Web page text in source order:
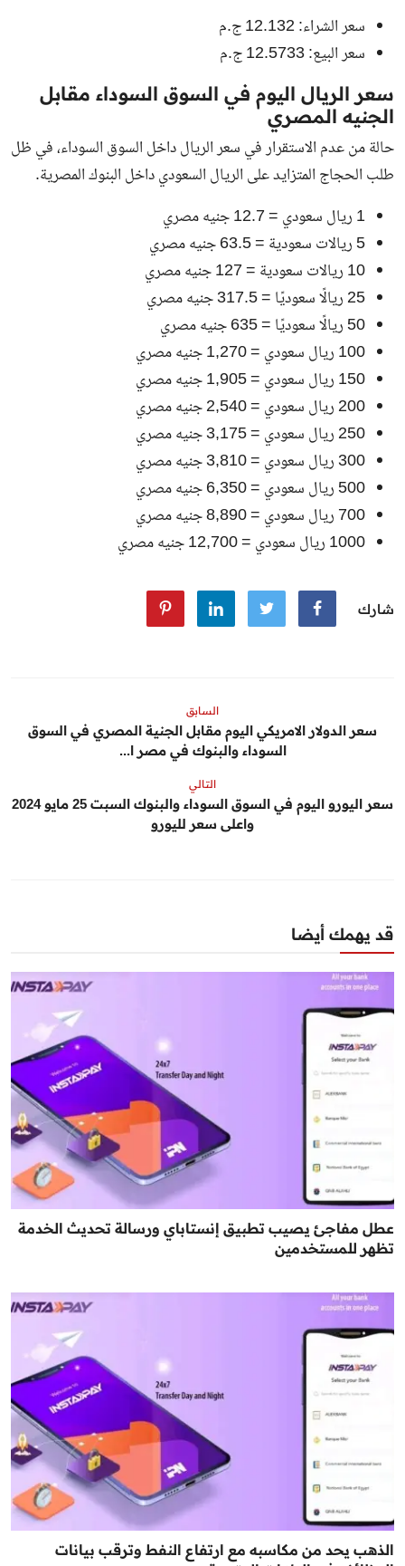
سعر الشراء: 12.132 ج.م
سعر البيع: 12.5733 ج.م
سعر الريال اليوم في السوق السوداء مقابل
الجنيه المصري
حالة من عدم الاستقرار في سعر الريال داخل السوق السوداء، في ظل
طلب الحجاج المتزايد على الريال السعودي داخل البنوك المصرية.
1 ريال سعودي = 12.7 جنيه مصري
5 ريالات سعودية = 63.5 جنيه مصري
10 ريالات سعودية = 127 جنيه مصري
25 ريالًا سعوديًا = 317.5 جنيه مصري
50 ريالًا سعوديًا = 635 جنيه مصري
100 ريال سعودي = 1,270 جنيه مصري
150 ريال سعودي = 1,905 جنيه مصري
200 ريال سعودي = 2,540 جنيه مصري
250 ريال سعودي = 3,175 جنيه مصري
300 ريال سعودي = 3,810 جنيه مصري
500 ريال سعودي = 6,350 جنيه مصري
700 ريال سعودي = 8,890 جنيه مصري
1000 ريال سعودي = 12,700 جنيه مصري
شارك
السابق
سعر الدولار الامريكي اليوم مقابل الجنية المصري في السوق
السوداء والبنوك في مصر ا...
التالي
سعر اليورو اليوم في السوق السوداء والبنوك السبت 25 مايو 2024
واعلى سعر لليورو
قد يهمك أيضا
عطل مفاجئ يصيب تطبيق إنستاباي ورسالة تحديث الخدمة
تظهر للمستخدمين
الذهب يحد من مكاسبه مع ارتفاع النفط وترقب بيانات